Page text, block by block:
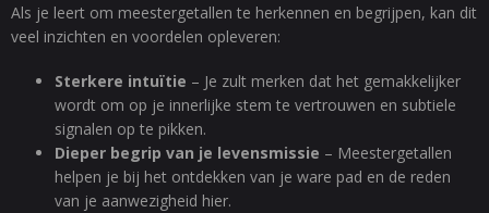
Als je leert om meestergetallen te herkennen en begrijpen, kan dit
veel inzichten en voordelen opleveren:
Sterkere intuïtie – Je zult merken dat het gemakkelijker
wordt om op je innerlijke stem te vertrouwen en subtiele
signalen op te pikken.
Dieper begrip van je levensmissie – Meestergetallen
helpen je bij het ontdekken van je ware pad en de reden
van je aanwezigheid hier.